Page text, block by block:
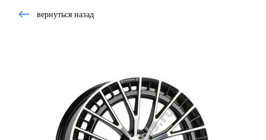
вернуться назад